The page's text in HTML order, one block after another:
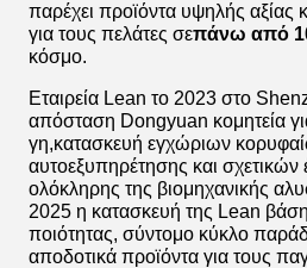
παρέχει προϊόντα υψηλής αξίας
για τους πελάτες σεπάνω από
κόσμο.
Εταιρεία Lean το 2023 στο
απόσταση Dongyuan κομητεία
γη,κατασκευή εγχώριων
αυτοεξυπηρέτησης και
ολόκληρης της βιομηχανικής
2025 η κατασκευή της Lean
ποιότητας, σύντομο κύκλο
αποδοτικά προϊόντα για τους